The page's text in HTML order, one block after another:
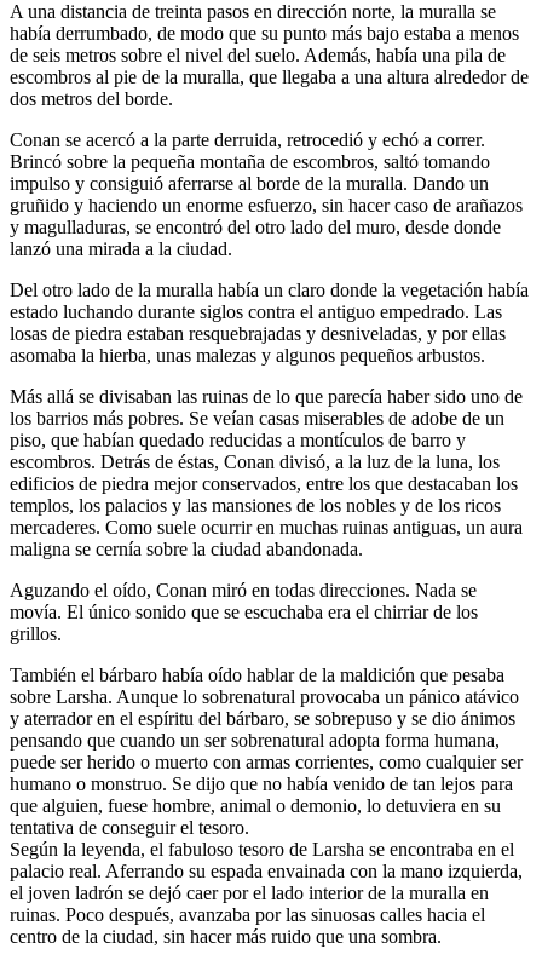
A una distancia de treinta pasos en dirección norte, la muralla se
había derrumbado, de modo que su punto más bajo estaba a menos
de seis metros sobre el nivel del suelo. Además, había una pila de
escombros al pie de la muralla, que llegaba a una altura alrededor de
dos metros del borde.
Conan se acercó a la parte derruida, retrocedió y echó a correr.
Brincó sobre la pequeña montaña de escombros, saltó tomando
impulso y consiguió aferrarse al borde de la muralla. Dando un
gruñido y haciendo un enorme esfuerzo, sin hacer caso de arañazos
y magulladuras, se encontró del otro lado del muro, desde donde
lanzó una mirada a la ciudad.
Del otro lado de la muralla había un claro donde la vegetación había
estado luchando durante siglos contra el antiguo empedrado. Las
losas de piedra estaban resquebrajadas y desniveladas, y por ellas
asomaba la hierba, unas malezas y algunos pequeños arbustos.
Más allá se divisaban las ruinas de lo que parecía haber sido uno de
los barrios más pobres. Se veían casas miserables de adobe de un
piso, que habían quedado reducidas a montículos de barro y
escombros. Detrás de éstas, Conan divisó, a la luz de la luna, los
edificios de piedra mejor conservados, entre los que destacaban los
templos, los palacios y las mansiones de los nobles y de los ricos
mercaderes. Como suele ocurrir en muchas ruinas antiguas, un aura
maligna se cernía sobre la ciudad abandonada.
Aguzando el oído, Conan miró en todas direcciones. Nada se
movía. El único sonido que se escuchaba era el chirriar de los
grillos.
También el bárbaro había oído hablar de la maldición que pesaba
sobre Larsha. Aunque lo sobrenatural provocaba un pánico atávico
y aterrador en el espíritu del bárbaro, se sobrepuso y se dio ánimos
pensando que cuando un ser sobrenatural adopta forma humana,
puede ser herido o muerto con armas corrientes, como cualquier ser
humano o monstruo. Se dijo que no había venido de tan lejos para
que alguien, fuese hombre, animal o demonio, lo detuviera en su
tentativa de conseguir el tesoro.
Según la leyenda, el fabuloso tesoro de Larsha se encontraba en el
palacio real. Aferrando su espada envainada con la mano izquierda,
el joven ladrón se dejó caer por el lado interior de la muralla en
ruinas. Poco después, avanzaba por las sinuosas calles hacia el
centro de la ciudad, sin hacer más ruido que una sombra.